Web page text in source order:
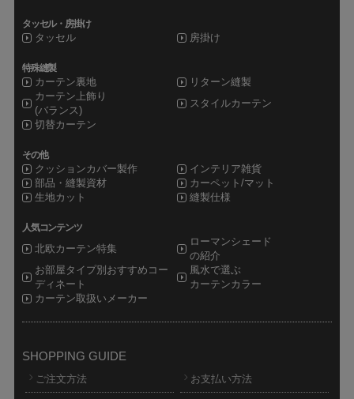
タッセル・房掛け
タッセル 房掛け
特殊縫製
カーテン裏地
リターン縫製
カーテン上飾り
(バランス)
スタイルカーテン
切替カーテン
その他
クッションカバー製作
インテリア雑貨
部品・縫製資材
カーペット/マット
生地カット
縫製仕様
人気コンテンツ
北欧カーテン特集
ローマンシェード
の紹介
お部屋タイプ別おすすめコー
ディネート
風水で選ぶ
カーテンカラー
カーテン取扱いメーカー
SHOPPING GUIDE
ご注文方法 お支払い方法